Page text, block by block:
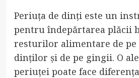
Periuța de dinți este un
pentru îndepărtarea plăcii
resturilor alimentare de pe
dinților și de pe gingii. O
periuței poate face